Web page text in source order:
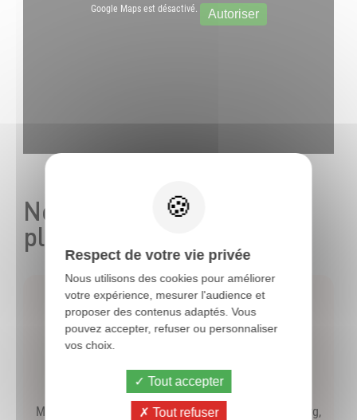
Google Maps est désactivé. Autoriser
Nos correspondants sur
place
Vanessa SIMON
Mandataire Exclusif CFP - Châteaugiron, Châteaubourg,
Respect de votre vie privée
Nous utilisons des cookies pour améliorer
votre expérience, mesurer l'audience et
proposer des contenus adaptés. Vous
pouvez accepter, refuser ou personnaliser
vos choix.
Tout accepter
Tout refuser